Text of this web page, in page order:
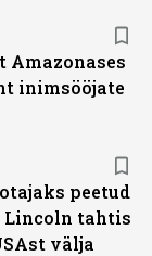
Amazonases
inimsööjate
peetud
Lincoln tahtis
välja